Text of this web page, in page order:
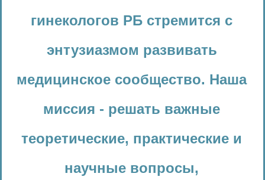
гинекологов РБ стремится с
энтузиазмом развивать
медицинское сообщество. Наша
миссия - решать важные
теоретические, практические и
научные вопросы,